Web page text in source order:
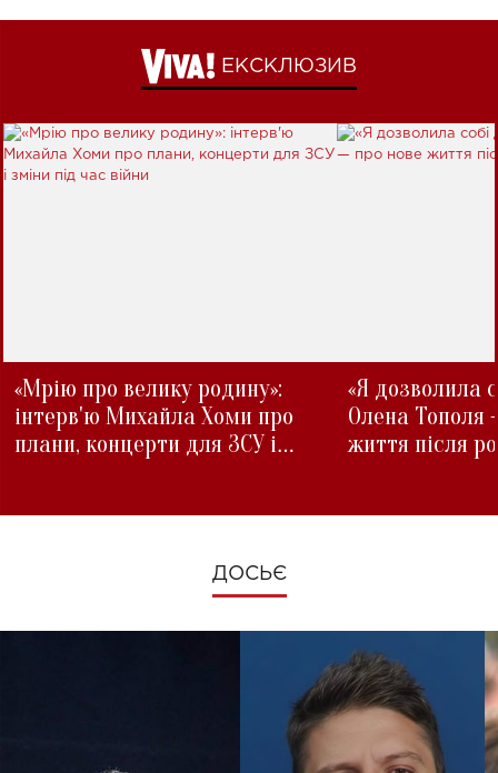
ЕКСКЛЮЗИВ
«Мрію про велику родину»:
інтерв'ю Михайла Хоми про
плани, концерти для ЗСУ і
«Я дозволила
Олена Тополя
життя після
ДОСЬЄ